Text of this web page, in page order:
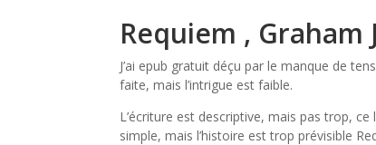
Requiem , Graham
J’ai epub gratuit déçu par le manque de
faite, mais l’intrigue est faible.
L’écriture est descriptive, mais pas trop, ce
simple, mais l’histoire est trop prévisible